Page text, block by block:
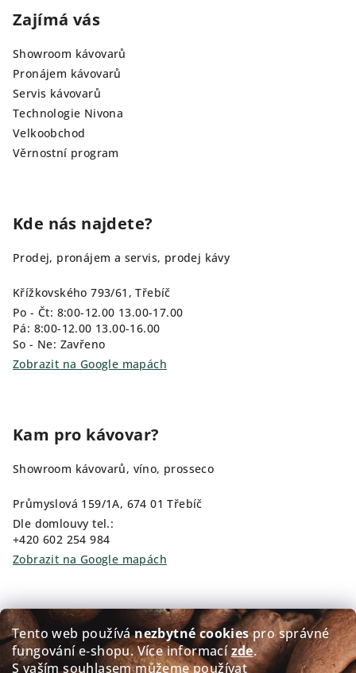
Tento web používánezbytné cookiespro správné
fungování e‑shopu. Více informacízde.
S vaším souhlasem můžeme používat
Zajímá vás
Showroom kávovarů
Pronájem kávovarů
Servis kávovarů
Technologie Nivona
Velkoobchod
Věrnostní program
Kde nás najdete?
Prodej, pronájem a servis, prodej kávy
Křížkovského 793/61, Třebíč
Po - Čt: 8:00-12.00 13.00-17.00
Pá: 8:00-12.00 13.00-16.00
So - Ne: Zavřeno
Zobrazit na Google mapách
Kam pro kávovar?
Showroom kávovarů, víno, prosseco
Průmyslová 159/1A, 674 01 Třebíč
Dle domlouvy tel.:
+420 602 254 984
Zobrazit na Google mapách
Kam pro kávu?
Prodej čerstvě pražené kávy GOLDEN Coffee